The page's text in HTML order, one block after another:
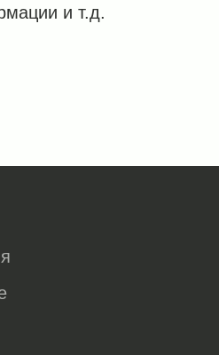
и т.д.